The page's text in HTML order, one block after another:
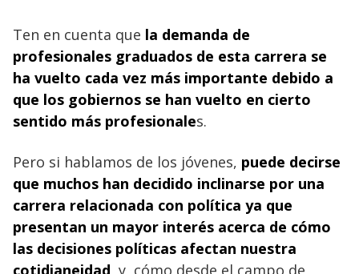
Ten en cuenta que la demanda de
profesionales graduados de esta carrera se
ha vuelto cada vez más importante debido a
que los gobiernos se han vuelto en cierto
sentido más profesionales.
Pero si hablamos de los jóvenes, puede decirse
que muchos han decidido inclinarse por una
carrera relacionada con política ya que
presentan un mayor interés acerca de cómo
las decisiones políticas afectan nuestra
cotidianeidad , y cómo desde el campo de